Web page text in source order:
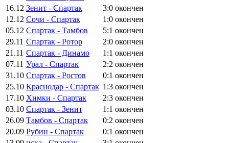
16.12 Зенит - Спартак 3:0 окончен
12.12 Сочи - Спартак 1:0 окончен
05.12 Спартак - Тамбов 5:1 окончен
29.11 Спартак - Ротор 2:0 окончен
21.11 Спартак - Динамо 1:1 окончен
07.11 Урал - Спартак 2:2 окончен
31.10 Спартак - Ростов 0:1 окончен
25.10 Краснодар - Спартак 1:3 окончен
17.10 Химки - Спартак 2:3 окончен
03.10 Спартак - Зенит 1:1 окончен
26.09 Тамбов - Спартак 0:2 окончен
20.09 Рубин - Спартак 0:1 окончен